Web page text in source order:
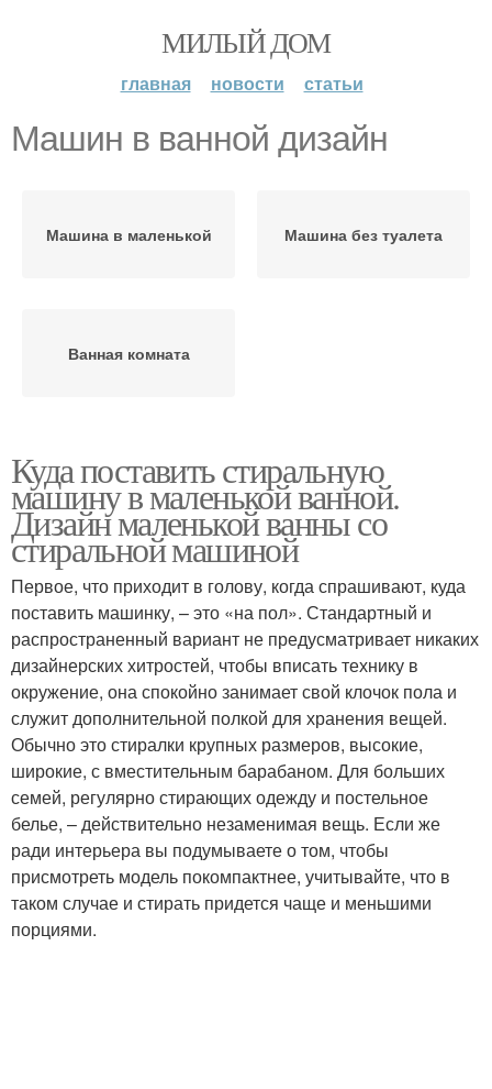
МИЛЫЙ ДОМ
главная новости статьи
Машин в ванной дизайн
Машина в маленькой Машина без туалета
Ванная комната
Куда поставить стиральную
машину в маленькой ванной.
Дизайн маленькой ванны со
стиральной машиной
Первое, что приходит в голову, когда спрашивают, куда
поставить машинку, – это «на пол». Стандартный и
распространенный вариант не предусматривает никаких
дизайнерских хитростей, чтобы вписать технику в
окружение, она спокойно занимает свой клочок пола и
служит дополнительной полкой для хранения вещей.
Обычно это стиралки крупных размеров, высокие,
широкие, с вместительным барабаном. Для больших
семей, регулярно стирающих одежду и постельное
белье, – действительно незаменимая вещь. Если же
ради интерьера вы подумываете о том, чтобы
присмотреть модель покомпактнее, учитывайте, что в
таком случае и стирать придется чаще и меньшими
порциями.